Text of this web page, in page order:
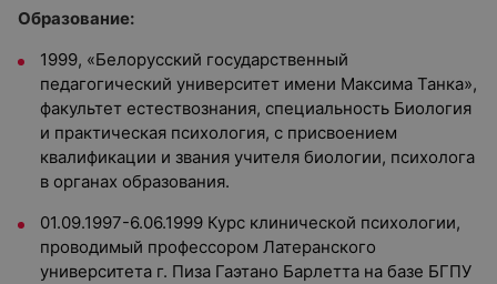
Образование:
1999, «Белорусский государственный
педагогический университет имени Максима Танка»,
факультет естествознания, специальность Биология
и практическая психология, с присвоением
квалификации и звания учителя биологии, психолога
в органах образования.
01.09.1997-6.06.1999 Курс клинической психологии,
проводимый профессором Латеранского
университета г. Пиза Гаэтано Барлетта на базе БГПУ